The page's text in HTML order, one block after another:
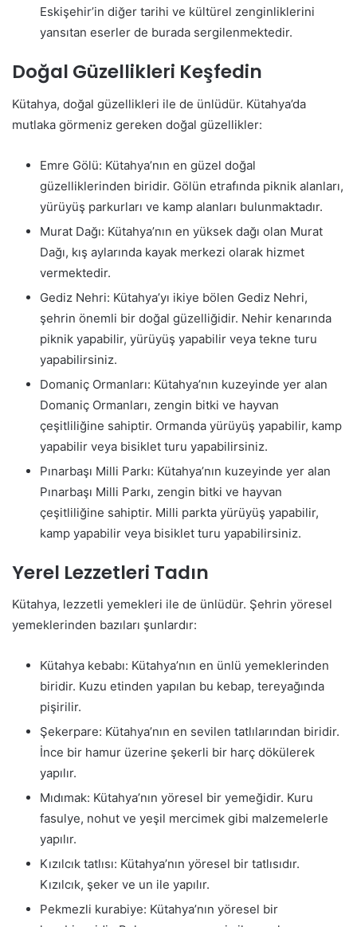
Eskişehir’in diğer tarihi ve kültürel zenginliklerini
yansıtan eserler de burada sergilenmektedir.
Doğal Güzellikleri Keşfedin
Kütahya, doğal güzellikleri ile de ünlüdür. Kütahya’da
mutlaka görmeniz gereken doğal güzellikler:
Emre Gölü: Kütahya’nın en güzel doğal
güzelliklerinden biridir. Gölün etrafında piknik alanları,
yürüyüş parkurları ve kamp alanları bulunmaktadır.
Murat Dağı: Kütahya’nın en yüksek dağı olan Murat
Dağı, kış aylarında kayak merkezi olarak hizmet
vermektedir.
Gediz Nehri: Kütahya’yı ikiye bölen Gediz Nehri,
şehrin önemli bir doğal güzelliğidir. Nehir kenarında
piknik yapabilir, yürüyüş yapabilir veya tekne turu
yapabilirsiniz.
Domaniç Ormanları: Kütahya’nın kuzeyinde yer alan
Domaniç Ormanları, zengin bitki ve hayvan
çeşitliliğine sahiptir. Ormanda yürüyüş yapabilir, kamp
yapabilir veya bisiklet turu yapabilirsiniz.
Pınarbaşı Milli Parkı: Kütahya’nın kuzeyinde yer alan
Pınarbaşı Milli Parkı, zengin bitki ve hayvan
çeşitliliğine sahiptir. Milli parkta yürüyüş yapabilir,
kamp yapabilir veya bisiklet turu yapabilirsiniz.
Yerel Lezzetleri Tadın
Kütahya, lezzetli yemekleri ile de ünlüdür. Şehrin yöresel
yemeklerinden bazıları şunlardır:
Kütahya kebabı: Kütahya’nın en ünlü yemeklerinden
biridir. Kuzu etinden yapılan bu kebap, tereyağında
pişirilir.
Şekerpare: Kütahya’nın en sevilen tatlılarından biridir.
İnce bir hamur üzerine şekerli bir harç dökülerek
yapılır.
Mıdımak: Kütahya’nın yöresel bir yemeğidir. Kuru
fasulye, nohut ve yeşil mercimek gibi malzemelerle
yapılır.
Kızılcık tatlısı: Kütahya’nın yöresel bir tatlısıdır.
Kızılcık, şeker ve un ile yapılır.
Pekmezli kurabiye: Kütahya’nın yöresel bir